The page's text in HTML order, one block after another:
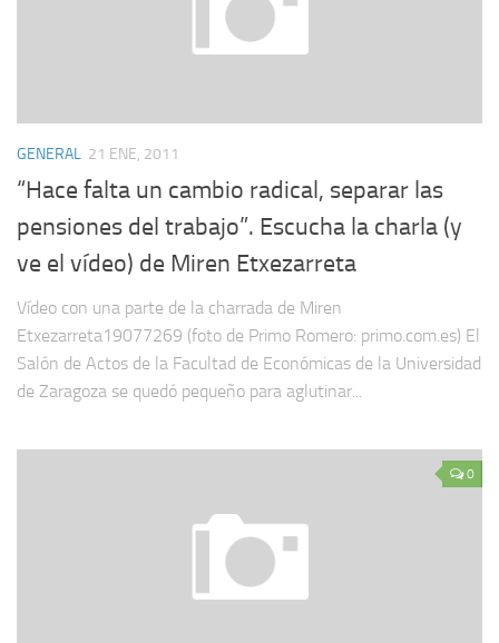
GENERAL 21 ENE, 2011
“Hace falta un cambio radical, separar las
pensiones del trabajo”. Escucha la charla (y
ve el vídeo) de Miren Etxezarreta
Vídeo con una parte de la charrada de Miren
Etxezarreta19077269 (foto de Primo Romero: primo.com.es) El
Salón de Actos de la Facultad de Económicas de la Universidad
de Zaragoza se quedó pequeño para aglutinar...
0